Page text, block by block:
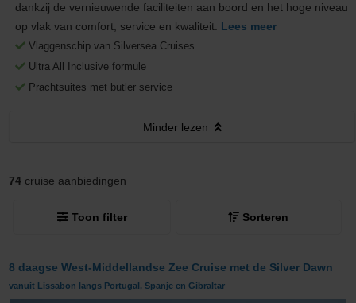
dankzij de vernieuwende faciliteiten aan boord en het hoge niveau
op vlak van comfort, service en kwaliteit. Lees meer
Vlaggenschip van Silversea Cruises
Ultra All Inclusive formule
Prachtsuites met butler service
Minderlezen
74 cruise aanbiedingen
Toon filter Sorteren
8 daagse West-Middellandse Zee Cruise met de Silver Dawn
vanuit Lissabon langs Portugal, Spanje en Gibraltar